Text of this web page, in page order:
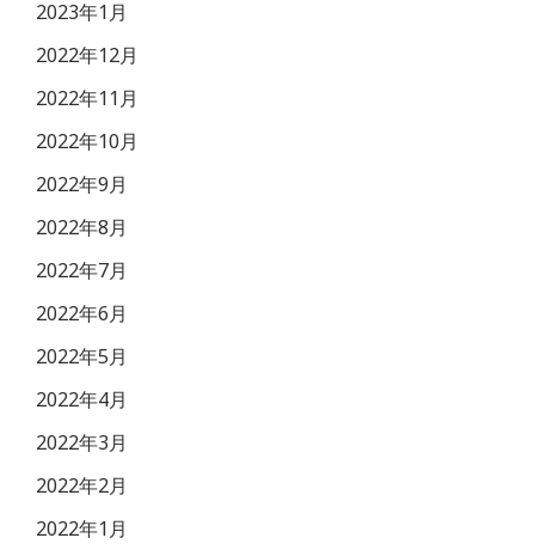
2023年1月
2022年12月
2022年11月
2022年10月
2022年9月
2022年8月
2022年7月
2022年6月
2022年5月
2022年4月
2022年3月
2022年2月
2022年1月